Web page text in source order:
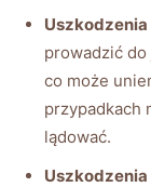
prowadzić
co może
przypadkach
lądować.